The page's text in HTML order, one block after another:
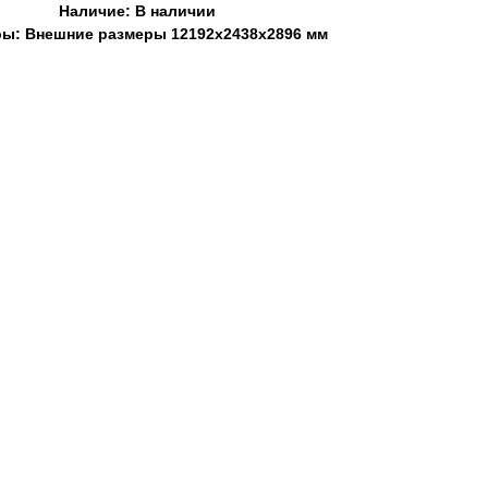
Наличие: В наличии
Внешние размеры 12192х2438х2896 мм